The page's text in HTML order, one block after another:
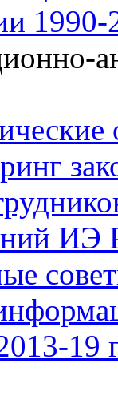
1990-
ИЭ
19